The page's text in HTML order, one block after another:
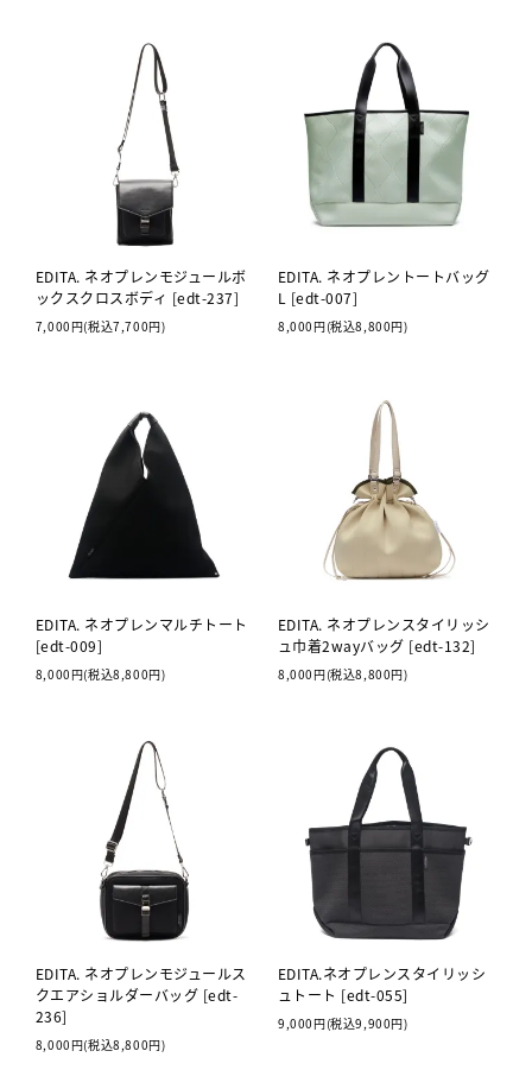
EDITA. ネオプレンモジュールボ
ックスクロスボディ [edt-237]
7,000円(税込7,700円)
EDITA. ネオプレントートバッグ
L [edt-007]
8,000円(税込8,800円)
EDITA. ネオプレンマルチトート
[edt-009]
8,000円(税込8,800円)
EDITA. ネオプレンスタイリッシ
ュ巾着2wayバッグ [edt-132]
8,000円(税込8,800円)
EDITA. ネオプレンモジュールス
クエアショルダーバッグ [edt-
236]
8,000円(税込8,800円)
EDITA.ネオプレンスタイリッシ
ュトート [edt-055]
9,000円(税込9,900円)